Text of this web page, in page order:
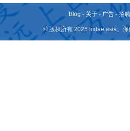
Blog - 关于 - 广告 -招
© 版权所有 2026 fridae.asia。